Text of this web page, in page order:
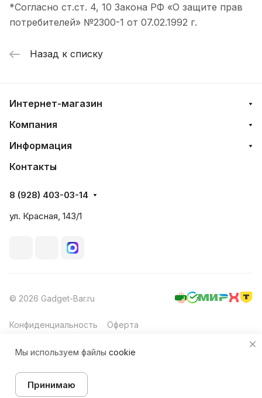
*Согласно ст.ст. 4, 10 Закона РФ «О защите прав
потребителей» №2300-1 от 07.02.1992 г.
Назад к списку
Интернет-магазин
Компания
Информация
Контакты
8 (928) 403-03-14
ул. Красная, 143/1
© 2026 Gadget-Bar.ru
Конфиденциальность Оферта
Мы используем файлы cookie
Принимаю